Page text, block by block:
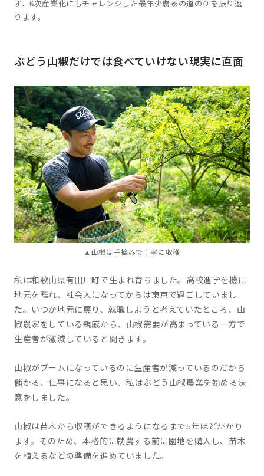
ず、6次産業化にもチャレンジした最年少農家の道のりを振り返
ります。
ぶどう山椒だけでは食べていけない現実に直面
▲山椒は手摘みで丁寧に収穫
私は和歌山県有田川町で生まれ育ちました。高校進学を機に
地元を離れ、社会人になってからは東京で過ごしていまし
た。いつか地元に戻り、就職しようと考えていたところ、 山
椒農家をしている親戚から、山椒需要が高まっている一方で
生産者が激減していると聞きます。
山椒がブームになっているのに生産者が減っているのだから
儲かる、仕事になると思い、私はぶどう山椒農業を始める決
意をしました。
山椒は苗木から収穫ができるようになるまで5年ほどかかり
ます。そのため、本格的に就農する前に園地を購入し、苗木
を植えるなどの準備を進めていました。